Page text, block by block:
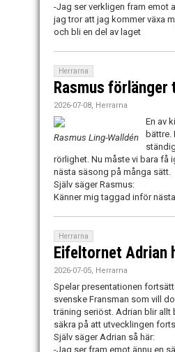
-Jag ser verkligen fram emot
jag tror att jag kommer växa
och bli en del av laget
Herrarna
Rasmus förlänger
2026-07-08, Herrarna
Rasmus Ling-Walldén
En av
bättre.
rörlighet. Nu måste vi bara få
nästa säsong på många sätt.
Själv säger Rasmus:
Känner mig taggad inför
Herrarna
Eifeltornet Adrian
2026-07-05, Herrarna
Spelar presentationen
svenske Fransman som vill
träning seriöst. Adrian blir allt
säkra på att utvecklingen
Själv säger Adrian så här:
-Jag ser fram emot ännu en